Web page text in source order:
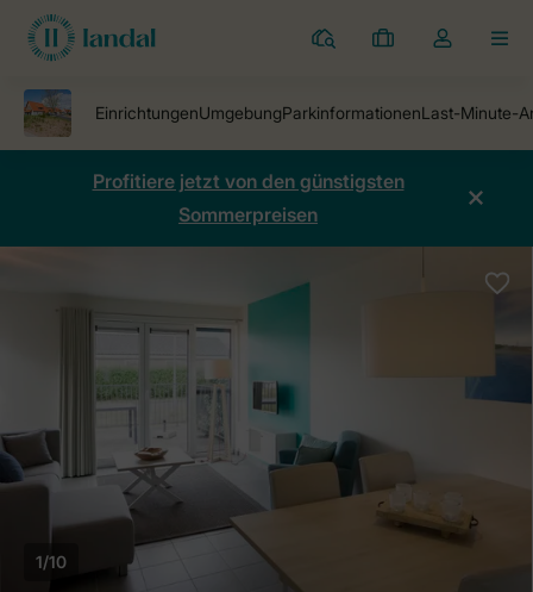
Ferienparks
Meine
Dropdown-
öffnen
Profitiere jetzt von den günstigsten
Sommerpreisen
1/10